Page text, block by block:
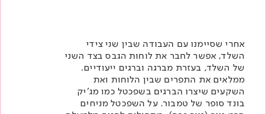
אחרי שסיימנו עם העבודה שבין שני צידי
השלד, אפשר לחבר את לוחות הגבס בצד השני
של השלד, בעזרת מברגה וברגים ייעודיים.
ממלאים את התפרים שבין הלוחות ואת
השקעים שיצרו הברגים בשפכטל כמו מג'יק
בונד סופר של טמבור. על השפכטל מניחים